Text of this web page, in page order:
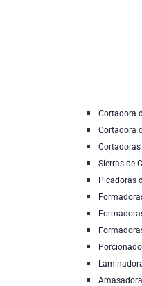
Cortadora
Cortadora
Cortadoras
Sierras de
Picadoras